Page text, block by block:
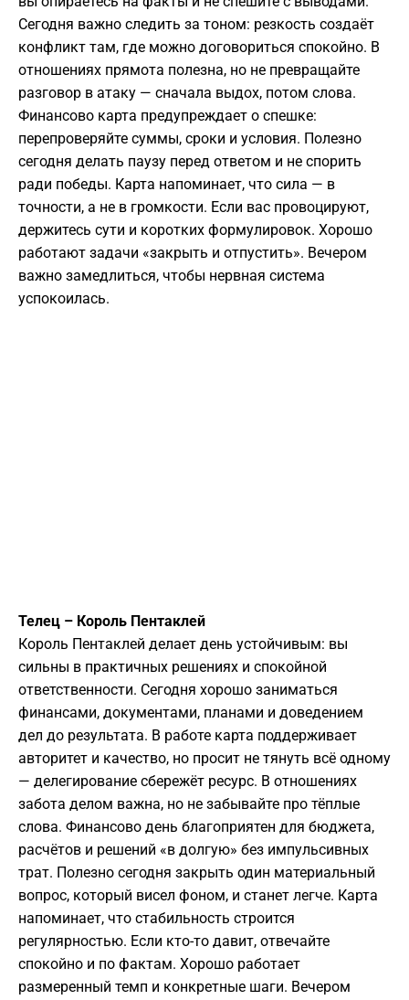
Сегодня важно следить за тоном: резкость создаёт
конфликт там, где можно договориться спокойно. В
отношениях прямота полезна, но не превращайте
разговор в атаку — сначала выдох, потом слова.
Финансово карта предупреждает о спешке:
перепроверяйте суммы, сроки и условия. Полезно
сегодня делать паузу перед ответом и не спорить
ради победы. Карта напоминает, что сила — в
точности, а не в громкости. Если вас провоцируют,
держитесь сути и коротких формулировок. Хорошо
работают задачи «закрыть и отпустить». Вечером
важно замедлиться, чтобы нервная система
успокоилась.
Телец – Король Пентаклей
Король Пентаклей делает день устойчивым: вы
сильны в практичных решениях и спокойной
ответственности. Сегодня хорошо заниматься
финансами, документами, планами и доведением
дел до результата. В работе карта поддерживает
авторитет и качество, но просит не тянуть всё одному
— делегирование сбережёт ресурс. В отношениях
забота делом важна, но не забывайте про тёплые
слова. Финансово день благоприятен для бюджета,
расчётов и решений «в долгую» без импульсивных
трат. Полезно сегодня закрыть один материальный
вопрос, который висел фоном, и станет легче. Карта
напоминает, что стабильность строится
регулярностью. Если кто-то давит, отвечайте
спокойно и по фактам. Хорошо работает
размеренный темп и конкретные шаги. Вечером